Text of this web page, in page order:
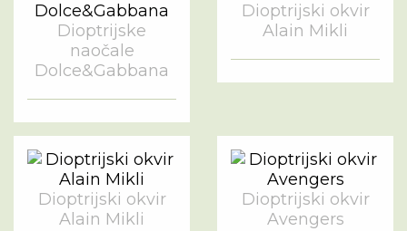
Dioptrijske
naočale
Dolce&Gabbana
Dioptrijski okvir
Alain Mikli
Dioptrijski okvir
Alain Mikli
Dioptrijski okvir
Avengers